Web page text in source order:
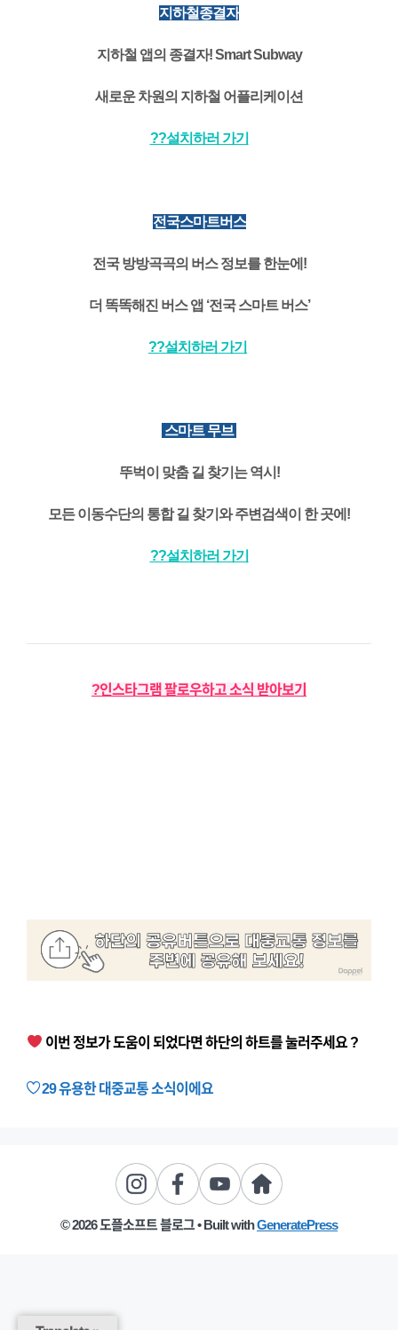
지하철종결자
지하철 앱의 종결자! Smart Subway
새로운 차원의 지하철 어플리케이션
??설치하러 가기
전국스마트버스
전국 방방곡곡의 버스 정보를 한눈에!
더 똑똑해진 버스 앱 ‘전국 스마트 버스’
??설치하러 가기
스마트 무브
뚜벅이 맞춤 길 찾기는 역시!
모든 이동수단의 통합 길 찾기와 주변검색이 한 곳에!
??설치하러 가기
?인스타그램 팔로우하고 소식 받아보기
이번 정보가 도움이 되었다면 하단의 하트를 눌러주세요 ?
29유용한 대중교통 소식이에요
© 2026 도플소프트 블로그• Built withGeneratePress